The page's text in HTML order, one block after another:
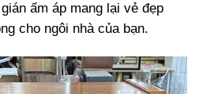
ấm áp mang lại vẻ đẹp
cho ngôi nhà của bạn.